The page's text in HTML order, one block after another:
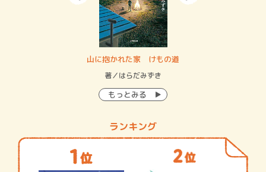
山に抱かれた家 けもの道
著／はらだみずき
もっとみる
ランキング